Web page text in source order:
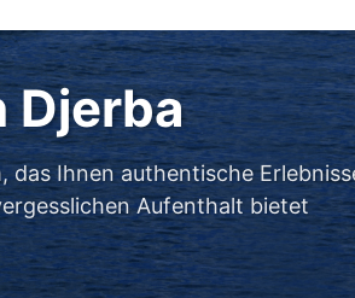
Djerba
Ihnen authentische
Aufenthalt bietet